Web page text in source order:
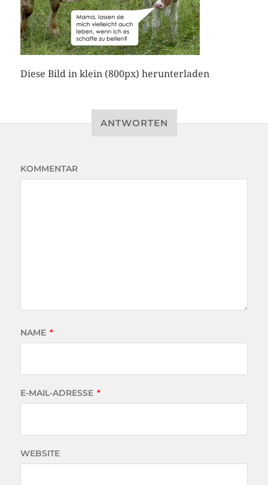
Diese Bild in klein (800px) herunterladen
ANTWORTEN
KOMMENTAR
NAME *
E-MAIL-ADRESSE *
WEBSITE